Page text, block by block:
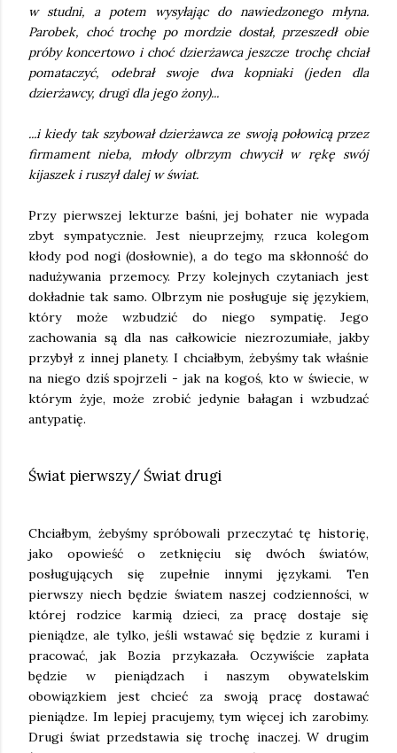
w studni, a potem wysyłając do nawiedzonego młyna.
Parobek, choć trochę po mordzie dostał, przeszedł obie
próby koncertowo i choć dzierżawca jeszcze trochę chciał
pomataczyć, odebrał swoje dwa kopniaki (jeden dla
dzierżawcy, drugi dla jego żony)...
...i kiedy tak szybował dzierżawca ze swoją połowicą przez
firmament nieba, młody olbrzym chwycił w rękę swój
kijaszek i ruszył dalej w świat.
Przy pierwszej lekturze baśni, jej bohater nie wypada
zbyt sympatycznie. Jest nieuprzejmy, rzuca kolegom
kłody pod nogi (dosłownie), a do tego ma skłonność do
nadużywania przemocy. Przy kolejnych czytaniach jest
dokładnie tak samo. Olbrzym nie posługuje się językiem,
który może wzbudzić do niego sympatię. Jego
zachowania są dla nas całkowicie niezrozumiałe, jakby
przybył z innej planety. I chciałbym, żebyśmy tak właśnie
na niego dziś spojrzeli - jak na kogoś, kto w świecie, w
którym żyje, może zrobić jedynie bałagan i wzbudzać
antypatię.
Świat pierwszy/ Świat drugi
Chciałbym, żebyśmy spróbowali przeczytać tę historię,
jako opowieść o zetknięciu się dwóch światów,
posługujących się zupełnie innymi językami. Ten
pierwszy niech będzie światem naszej codzienności, w
której rodzice karmią dzieci, za pracę dostaje się
pieniądze, ale tylko, jeśli wstawać się będzie z kurami i
pracować, jak Bozia przykazała. Oczywiście zapłata
będzie w pieniądzach i naszym obywatelskim
obowiązkiem jest chcieć za swoją pracę dostawać
pieniądze. Im lepiej pracujemy, tym więcej ich zarobimy.
Drugi świat przedstawia się trochę inaczej. W drugim